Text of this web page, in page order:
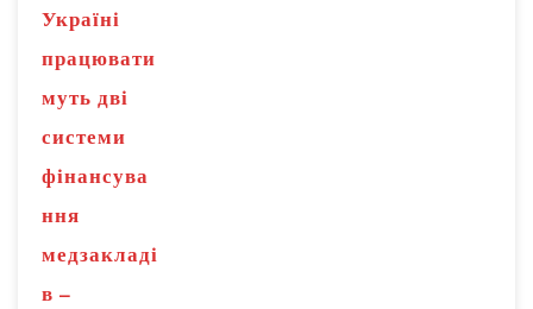
Україні
працювати
муть дві
системи
фінансува
ння
медзакладі
в –